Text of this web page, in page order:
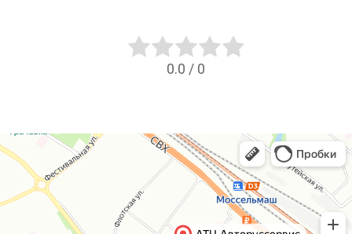
0.0 / 0